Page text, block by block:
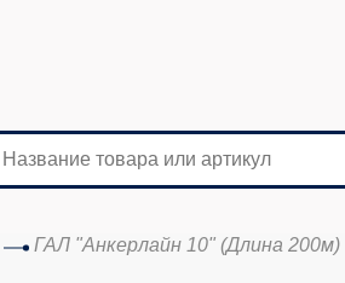
ГАЛ "Анкерлайн 10" (Длина 200м)